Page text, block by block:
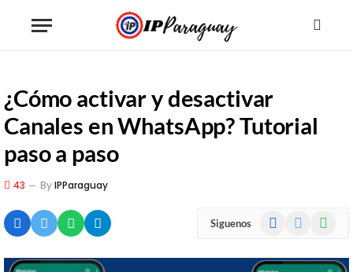
¿Cómo activar y desactivar
Canales en WhatsApp? Tutorial
paso a paso
43 ByIPParaguay
Siguenos Facebook